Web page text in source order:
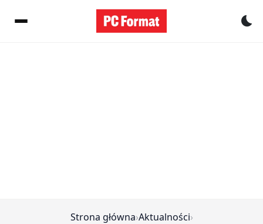
Strona główna›Aktualności›